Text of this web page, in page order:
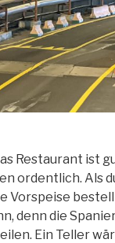
Restaurant ist
ordentlich. Als
Vorspeise
denn die
Ein Teller